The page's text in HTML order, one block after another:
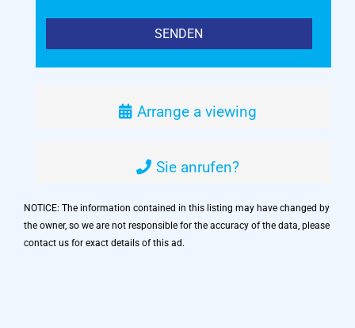
Arrange a viewing
Sie anrufen?
NOTICE: The information contained in this listing may have changed by
the owner, so we are not responsible for the accuracy of the data, please
contact us for exact details of this ad.